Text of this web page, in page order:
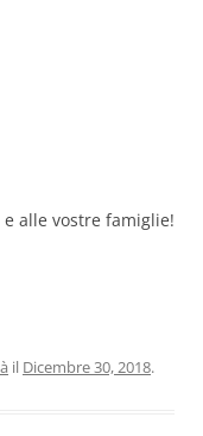
alle vostre famiglie!
il Dicembre 30, 2018.